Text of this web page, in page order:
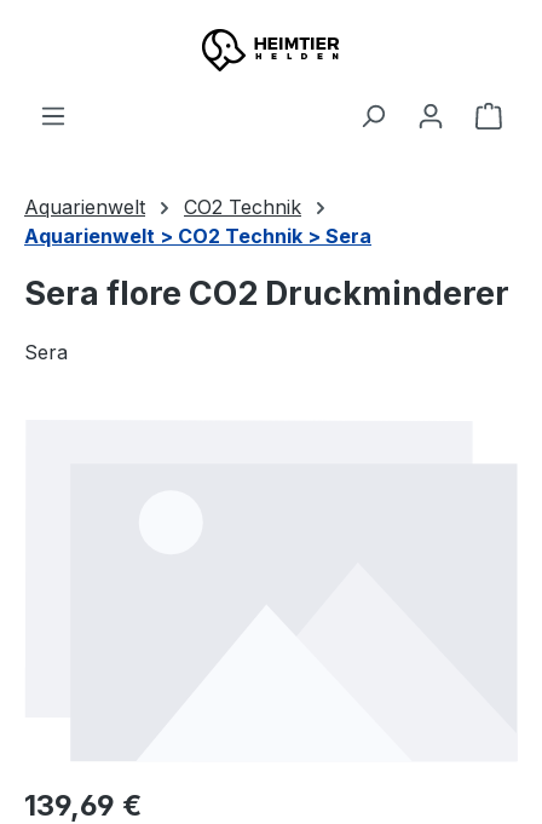
Zum Hauptinhalt springen
Aquarienwelt
CO2 Technik
Aquarienwelt > CO2 Technik > Sera
Sera flore CO2 Druckminderer
Sera
Regulärer Preis:
139,69 €